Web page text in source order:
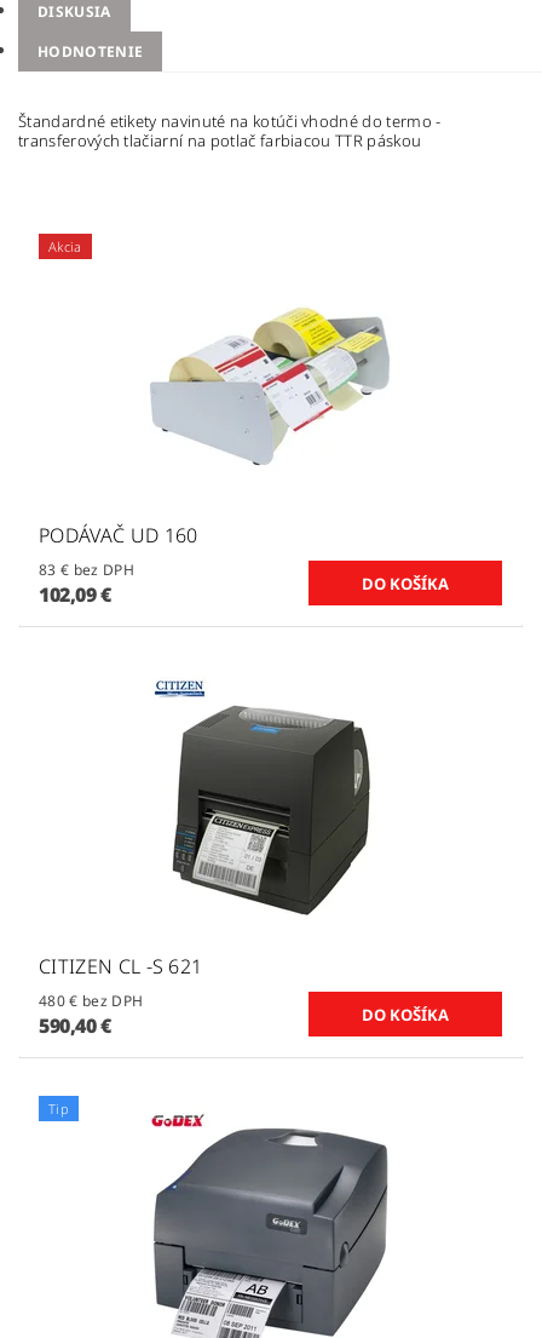
DISKUSIA
HODNOTENIE
Štandardné etikety navinuté na kotúči vhodné do termo -
transferových tlačiarní na potlač farbiacou TTR páskou
Akcia
PODÁVAČ UD 160
83 € bez DPH
102,09 €
CITIZEN CL -S 621
480 € bez DPH
590,40 €
Tip